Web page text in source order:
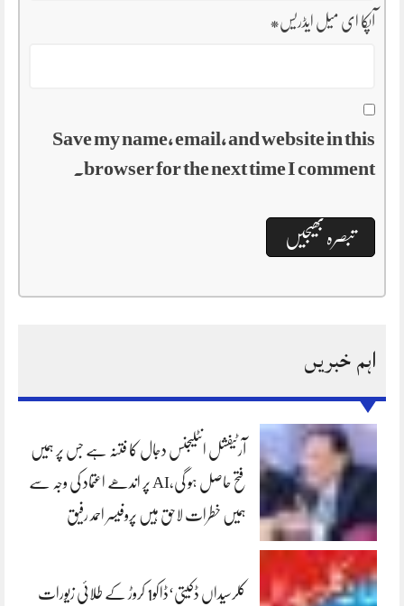
آپکا ای میل ایڈریس*
Save my name, email, and website in this
browser for the next time I comment.
اہم خبریں
آرٹیفشل انٹلیجنس دجال کا فتنہ ہے جس پر ہمیں
فتح حاصل ہو گی،AI پر اندھے اعتماد کی وجہ سے
ہمیں خطرات لاحق ہیں پروفیسر احمد رفیق
کلرسیداں ڈکیتی‘ڈاکو1 کروڑ کے طلائی زیورات